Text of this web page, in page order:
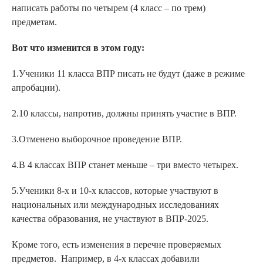
написать работы по четырем (4 класс – по трем)
предметам.
Вот что изменится в этом году:
1.Ученики 11 класса ВПР писать не будут (даже в режиме
апробации).
2.10 классы, напротив, должны принять участие в ВПР.
3.Отменено выборочное проведение ВПР.
4.В 4 классах ВПР станет меньше – три вместо четырех.
5.Ученики 8-х и 10-х классов, которые участвуют в
национальных или международных исследованиях
качества образования, не участвуют в ВПР-2025.
Кроме того, есть изменения в перечне проверяемых
предметов. Например, в 4-х классах добавили